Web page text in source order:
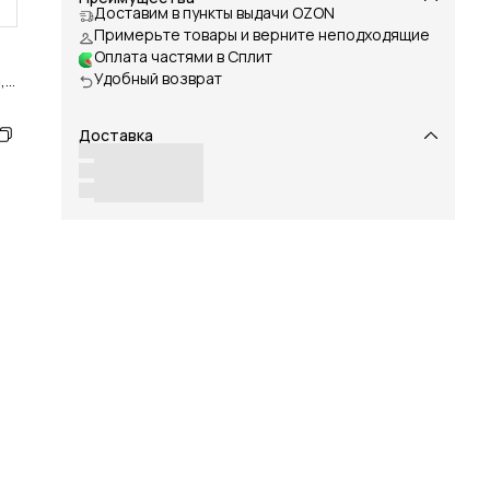
Доставим в пункты выдачи OZON
Примерьте товары и верните неподходящие
Оплата частями в Сплит
Удобный возврат
Доставка